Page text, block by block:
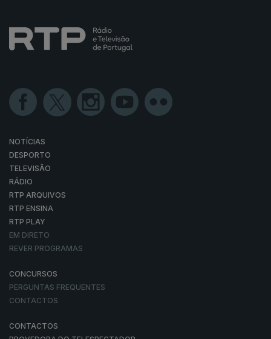
NOTÍCIAS
DESPORTO
TELEVISÃO
RÁDIO
RTP ARQUIVOS
RTP ENSINA
RTP PLAY
EM DIRETO
REVER PROGRAMAS
CONCURSOS
PERGUNTAS FREQUENTES
CONTACTOS
CONTACTOS